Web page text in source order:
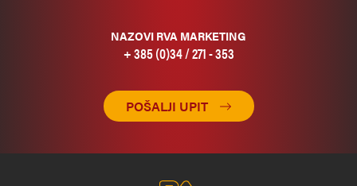
NAZOVI RVA MARKETING
+ 385 (0)34 / 271 - 353
POŠALJI UPIT